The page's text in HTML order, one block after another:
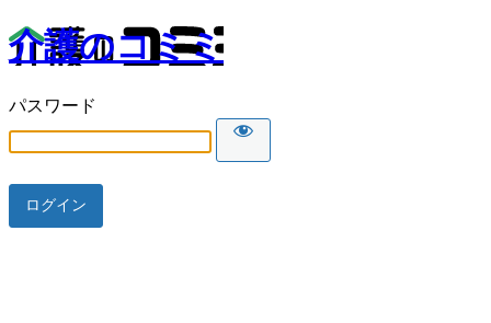
介護のコミミ
パスワード